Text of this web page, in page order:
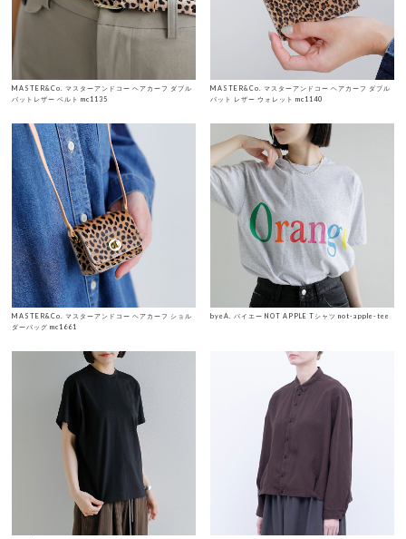
MASTER&Co. マスターアンドコー ヘアカーフ ダブル
バットレザー ベルト mc1135
MASTER&Co. マスターアンドコー ヘアカーフ ダブル
バット レザー ウォレット mc1140
MASTER&Co. マスターアンドコー ヘアカーフ ショル
ダーバッグ mc1661
byeA. バイエー NOT APPLE Tシャツ not-apple-tee